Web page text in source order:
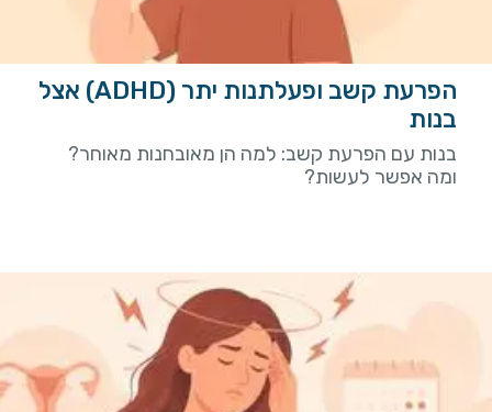
הפרעת קשב ופעלתנות יתר (ADHD) אצל
בנות
בנות עם הפרעת קשב: למה הן מאובחנות מאוחר?
ומה אפשר לעשות?